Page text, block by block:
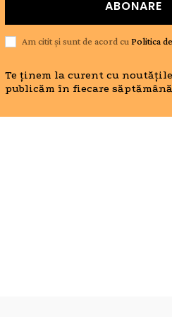
ABONARE
Am citit și sunt de acord cuPolitica
Te ținem la curent cu noutățile
publicăm în fiecare